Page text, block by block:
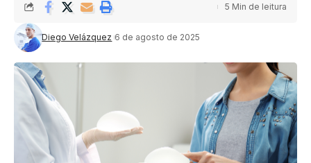
Diego Velázquez 6 de agosto de 2025
5 Min de leitura